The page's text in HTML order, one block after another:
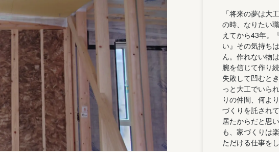
「将来の夢は大
の時、なりたい
えてから43年。
い』その気持ち
ん。作れない物
腕を信じて作り
失敗して凹むと
っと大工でいら
りの仲間、何よ
づくりを託され
居たからだと思
も、家づくりは
ただける仕事を